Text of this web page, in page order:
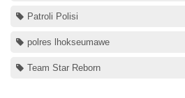
Patroli Polisi
polres lhokseumawe
Team Star Reborn